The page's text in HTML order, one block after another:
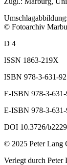
© Fotoarchiv
D 4
ISSN 1863-219X
ISBN 978-3-631-
E-ISBN 978-3-
E-ISBN 978-3-
DOI 10.3726/
© 2025 Peter Lang
Verlegt durch